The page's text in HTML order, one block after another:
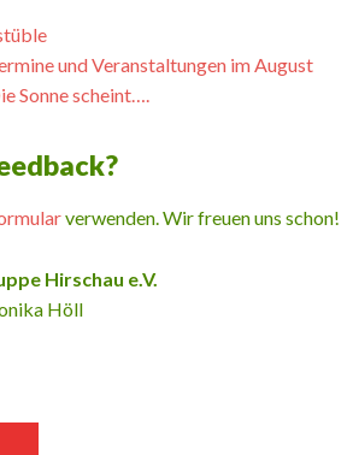
und Veranstaltungen im August
Sonne scheint….
verwenden. Wir freuen uns schon!
Hirschau e.V.
Höll